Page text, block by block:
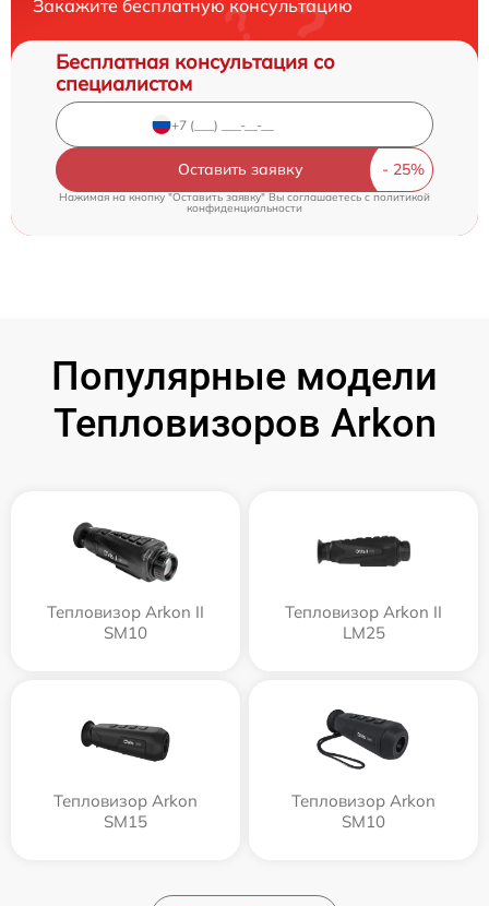
Закажите бесплатную консультацию
Бесплатная консультация со
специалистом
Оставить заявку
Нажимая на кнопку "Оставить заявку" Вы соглашаетесь c политикой
конфиденциальности
Популярные модели
Тепловизоров Arkon
Тепловизор Arkon II
SM10
Тепловизор Arkon II
LM25
Тепловизор Arkon
SM15
Тепловизор Arkon
SM10